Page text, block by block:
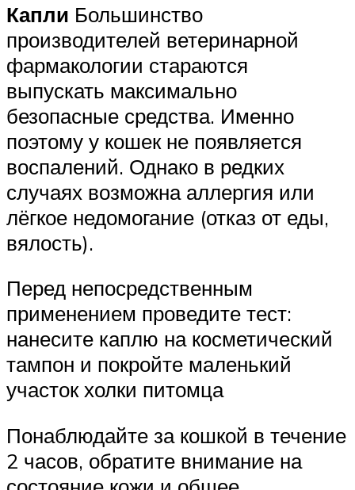
Капли Большинство
производителей ветеринарной
фармакологии стараются
выпускать максимально
безопасные средства. Именно
поэтому у кошек не появляется
воспалений. Однако в редких
случаях возможна аллергия или
лёгкое недомогание (отказ от еды,
вялость).
Перед непосредственным
применением проведите тест:
нанесите каплю на косметический
тампон и покройте маленький
участок холки питомца
Понаблюдайте за кошкой в течение
2 часов, обратите внимание на